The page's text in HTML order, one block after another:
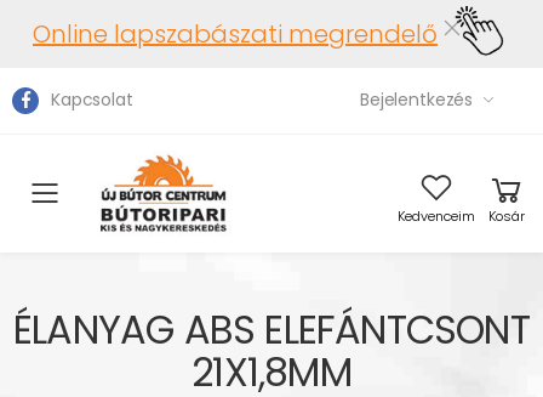
Online lapszabászati megrendelő
Kapcsolat Bejelentkezés
Toggle mobile menu Kedvenceim Kosár
ÉLANYAG ABS ELEFÁNTCSONT
21X1,8MM